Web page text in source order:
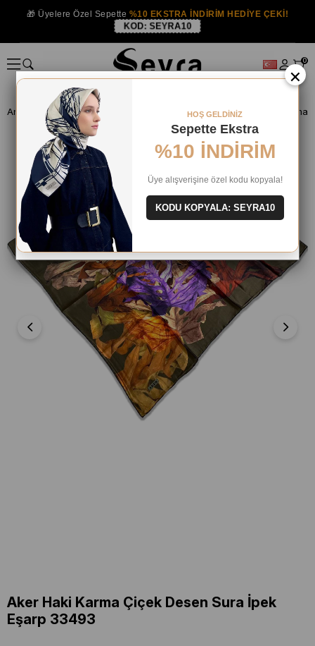
🎁 Üyelere Özel Sepette %10 EKSTRA İNDİRİM HEDİYE ÇEKİ!
KOD: SEYRA10
0
Anasayfa İPEK EŞARP OUTLET Aker İpek Eşarp Aker Haki Karma
Aker Haki Karma Çiçek Desen Sura İpek
Eşarp 33493
×
HOŞ GELDİNİZ
Sepette Ekstra
%10 İNDİRİM
Üye alışverişine özel kodu kopyala!
KODU KOPYALA: SEYRA10